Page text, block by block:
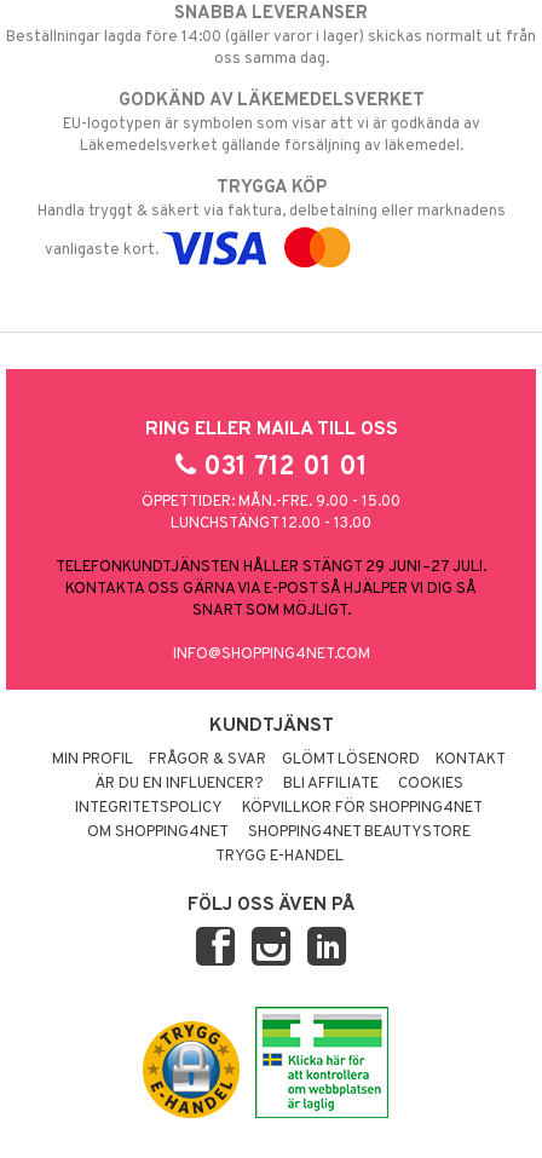
SNABBA LEVERANSER
Beställningar lagda före 14:00 (gäller varor i lager) skickas normalt ut från
oss samma dag.
GODKÄND AV LÄKEMEDELSVERKET
EU-logotypen är symbolen som visar att vi är godkända av
Läkemedelsverket gällande försäljning av läkemedel.
TRYGGA KÖP
Handla tryggt & säkert via faktura, delbetalning eller marknadens
vanligaste kort.
RING ELLER MAILA TILL OSS
031 712 01 01
ÖPPETTIDER: MÅN.-FRE. 9.00 - 15.00
LUNCHSTÄNGT 12.00 - 13.00
TELEFONKUNDTJÄNSTEN HÅLLER STÄNGT 29 JUNI–27 JULI.
KONTAKTA OSS GÄRNA VIA E-POST SÅ HJÄLPER VI DIG SÅ
SNART SOM MÖJLIGT.
INFO@SHOPPING4NET.COM
KUNDTJÄNST
MIN PROFIL FRÅGOR & SVAR GLÖMT LÖSENORD
KONTAKT
ÄR DU EN INFLUENCER?
BLI AFFILIATE
COOKIES
INTEGRITETSPOLICY
KÖPVILLKOR FÖR SHOPPING4NET
OM SHOPPING4NET
SHOPPING4NET BEAUTYSTORE
TRYGG E-HANDEL
FÖLJ OSS ÄVEN PÅ